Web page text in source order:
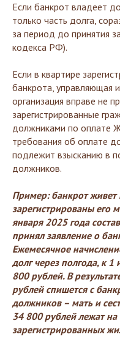
Если банкрот владеет
только часть долга,
за период до принятия
кодекса РФ).
Если в квартире
банкрота, управляющая
организация вправе не
зарегистрированные
должниками по оплате
требования об оплате
подлежит взысканию в
должников.
Пример: банкрот живет
зарегистрированы его
января 2025 года
принял заявление о
Ежемесячное
долг через полгода, к
800 рублей. В
рублей спишется с
должников – мать и
34 800 рублей лежат на
зарегистрированных